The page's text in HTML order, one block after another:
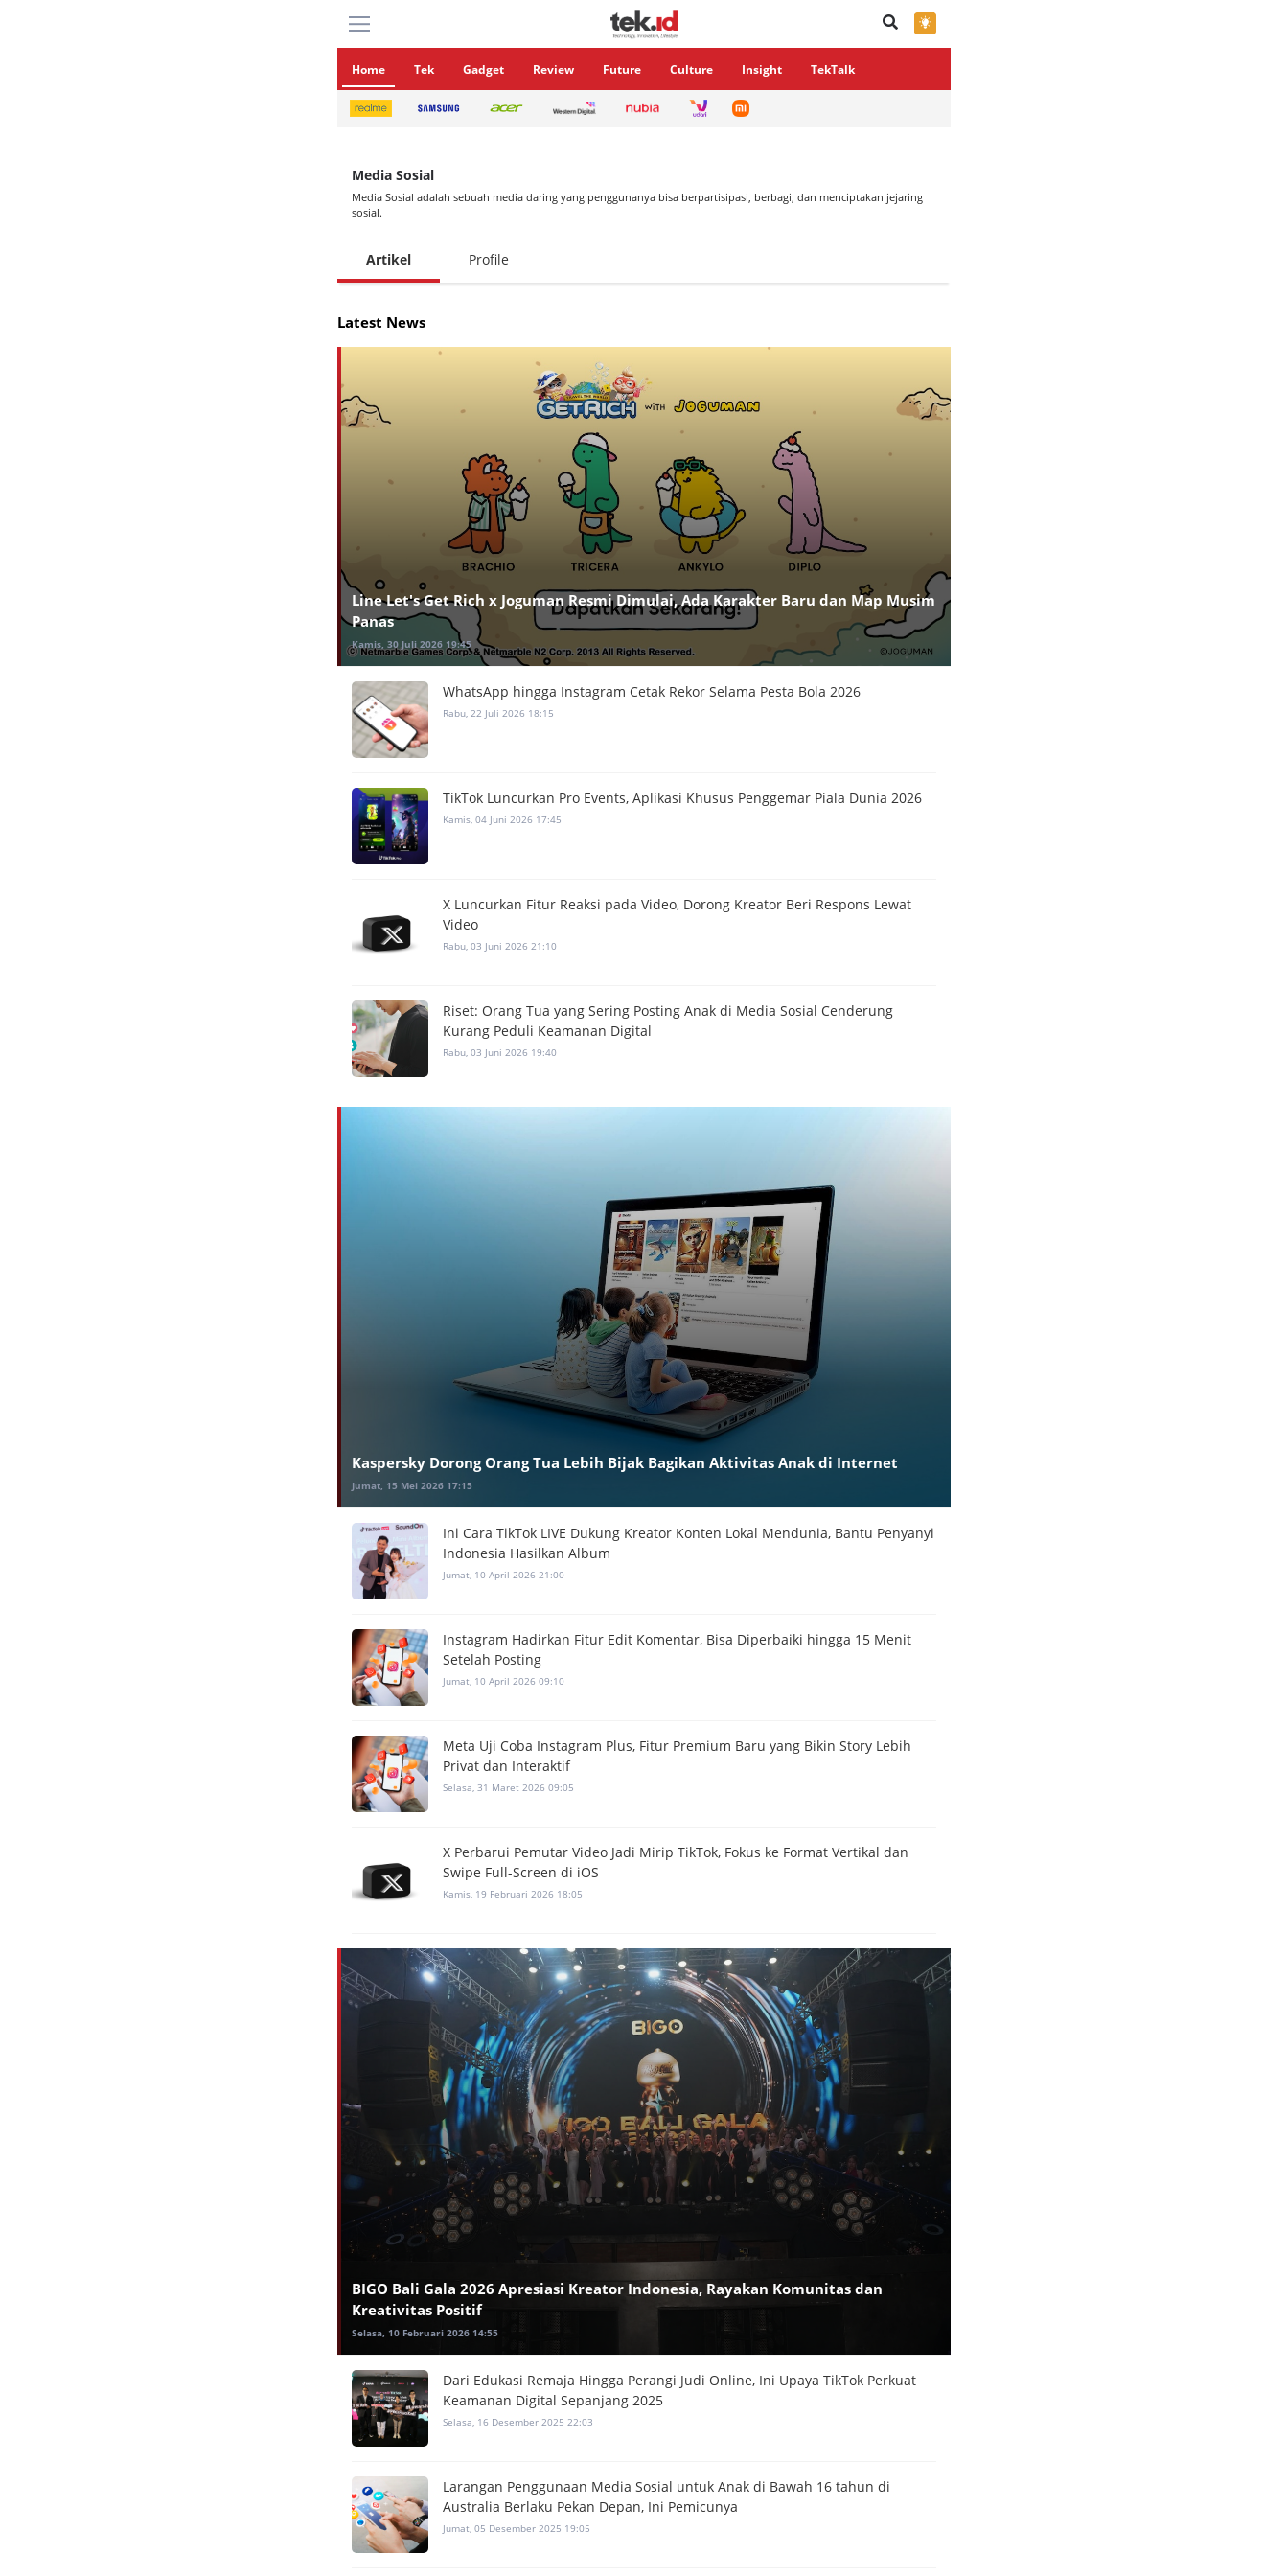
×
Home Tek Gadget Review Future Culture Insight TekTalk
Media Sosial
Media Sosial adalah sebuah media daring yang penggunanya bisa berpartisipasi, berbagi, dan menciptakan jejaring
sosial.
Artikel Profile
Latest News
Line Let's Get Rich x Joguman Resmi Dimulai, Ada Karakter Baru dan Map Musim
Panas
Kamis, 30 Juli 2026 19:45
WhatsApp hingga Instagram Cetak Rekor Selama Pesta Bola 2026
Rabu, 22 Juli 2026 18:15
TikTok Luncurkan Pro Events, Aplikasi Khusus Penggemar Piala Dunia 2026
Kamis, 04 Juni 2026 17:45
X Luncurkan Fitur Reaksi pada Video, Dorong Kreator Beri Respons Lewat
Video
Rabu, 03 Juni 2026 21:10
Riset: Orang Tua yang Sering Posting Anak di Media Sosial Cenderung
Kurang Peduli Keamanan Digital
Rabu, 03 Juni 2026 19:40
Kaspersky Dorong Orang Tua Lebih Bijak Bagikan Aktivitas Anak di Internet
Jumat, 15 Mei 2026 17:15
Ini Cara TikTok LIVE Dukung Kreator Konten Lokal Mendunia, Bantu Penyanyi
Indonesia Hasilkan Album
Jumat, 10 April 2026 21:00
Instagram Hadirkan Fitur Edit Komentar, Bisa Diperbaiki hingga 15 Menit
Setelah Posting
Jumat, 10 April 2026 09:10
Meta Uji Coba Instagram Plus, Fitur Premium Baru yang Bikin Story Lebih
Privat dan Interaktif
Selasa, 31 Maret 2026 09:05
X Perbarui Pemutar Video Jadi Mirip TikTok, Fokus ke Format Vertikal dan
Swipe Full-Screen di iOS
Kamis, 19 Februari 2026 18:05
BIGO Bali Gala 2026 Apresiasi Kreator Indonesia, Rayakan Komunitas dan
Kreativitas Positif
Selasa, 10 Februari 2026 14:55
Dari Edukasi Remaja Hingga Perangi Judi Online, Ini Upaya TikTok Perkuat
Keamanan Digital Sepanjang 2025
Selasa, 16 Desember 2025 22:03
Larangan Penggunaan Media Sosial untuk Anak di Bawah 16 tahun di
Australia Berlaku Pekan Depan, Ini Pemicunya
Jumat, 05 Desember 2025 19:05